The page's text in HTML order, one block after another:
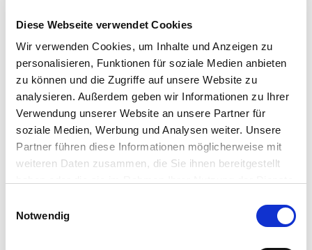
Diese Webseite verwendet Cookies
Wir verwenden Cookies, um Inhalte und Anzeigen zu
personalisieren, Funktionen für soziale Medien anbieten
zu können und die Zugriffe auf unsere Website zu
analysieren. Außerdem geben wir Informationen zu Ihrer
Verwendung unserer Website an unsere Partner für
soziale Medien, Werbung und Analysen weiter. Unsere
Partner führen diese Informationen möglicherweise mit
weiteren Daten zusammen, die Sie ihnen bereitgestellt
Notwendig
Vorgehen zur Meldung der Berufskrankheit bei
der zuständigen Versicherung.